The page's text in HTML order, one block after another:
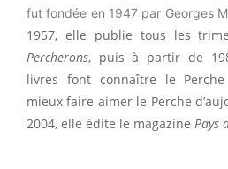
fut fondée en 1947 par Georges
1957, elle publie tous les
Percherons, puis à partir de
livres font connaître le Perche
mieux faire aimer le Perche
2004, elle édite le magazine Pays